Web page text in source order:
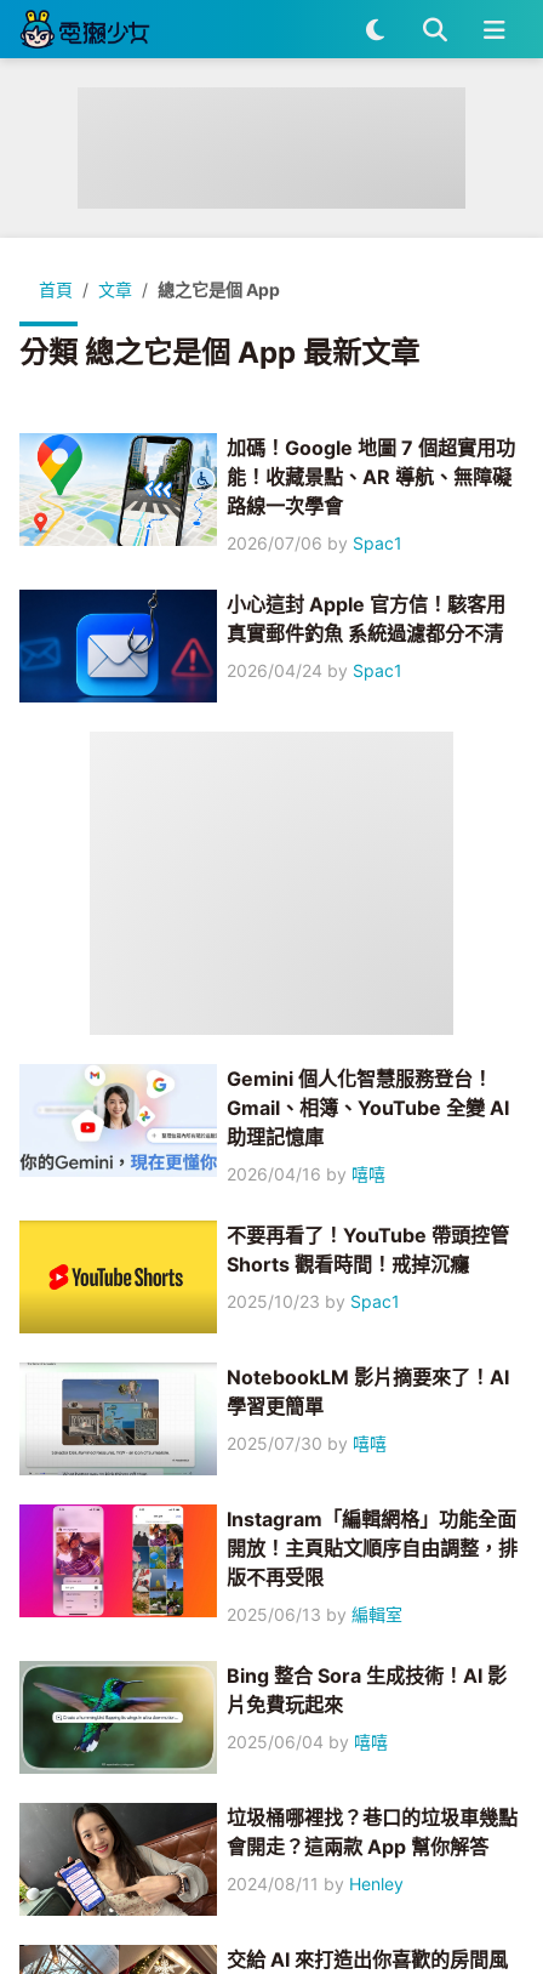
首頁 文章 總之它是個 App
分類 總之它是個 App 最新文章
加碼！Google 地圖 7 個超實用功
能！收藏景點、AR 導航、無障礙
路線一次學會
2026/07/06 by Spac1
小心這封 Apple 官方信！駭客用
真實郵件釣魚 系統過濾都分不清
2026/04/24 by Spac1
Gemini 個人化智慧服務登台！
Gmail、相簿、YouTube 全變 AI
助理記憶庫
2026/04/16 by 嘻嘻
不要再看了！YouTube 帶頭控管
Shorts 觀看時間！戒掉沉癮
2025/10/23 by Spac1
NotebookLM 影片摘要來了！AI
學習更簡單
2025/07/30 by 嘻嘻
Instagram「編輯網格」功能全面
開放！主頁貼文順序自由調整，排
版不再受限
2025/06/13 by編輯室
Bing 整合 Sora 生成技術！AI 影
片免費玩起來
2025/06/04 by 嘻嘻
垃圾桶哪裡找？巷口的垃圾車幾點
會開走？這兩款 App 幫你解答
2024/08/11 by Henley
交給 AI 來打造出你喜歡的房間風